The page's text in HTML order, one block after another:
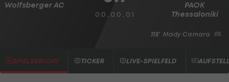
Wolfsberger AC
PAOK
Thessaloniki
0:0 , 0:0 , 0:1
115' Mady Camara
SPIELBERICHT TICKER LIVE-SPIELFELD